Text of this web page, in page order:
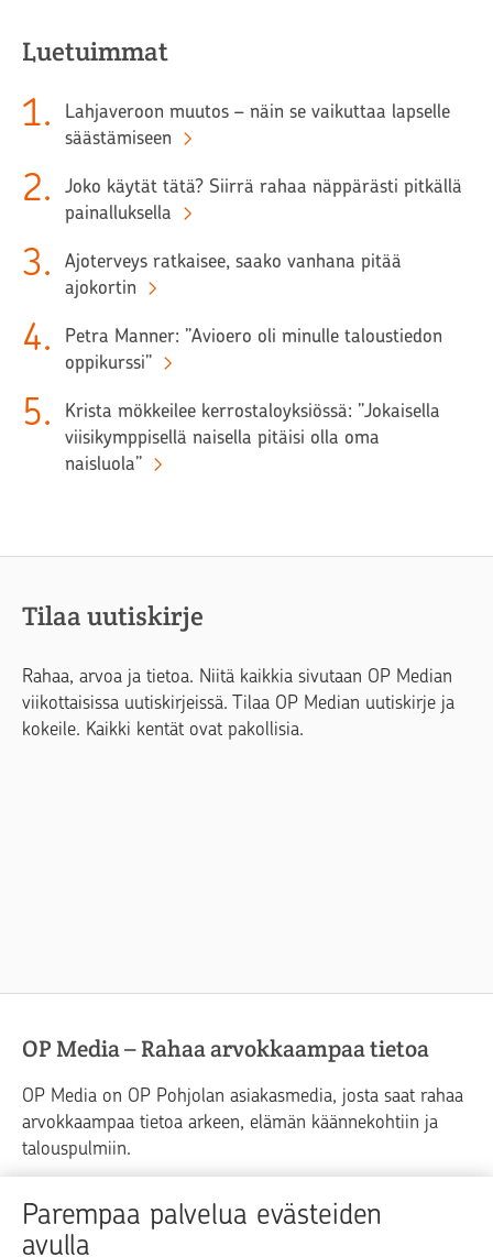
Parempaa palvelua evästeiden
avulla
Luetuimmat
1.
Lahjaveroon muutos – näin se vaikuttaa lapselle
säästämiseen
2.
Joko käytät tätä? Siirrä rahaa näppärästi pitkällä
painalluksella
3.
Ajoterveys ratkaisee, saako vanhana pitää
ajokortin
4.
Petra Manner: ”Avioero oli minulle taloustiedon
oppikurssi”
5.
Krista mökkeilee kerrostaloyksiössä: ”Jokaisella
viisikymppisellä naisella pitäisi olla oma
naisluola”
Tilaa uutiskirje
Rahaa, arvoa ja tietoa. Niitä kaikkia sivutaan OP Median
viikottaisissa uutiskirjeissä. Tilaa OP Median uutiskirje ja
kokeile. Kaikki kentät ovat pakollisia.
OP Media – Rahaa arvokkaampaa tietoa
OP Media on OP Pohjolan asiakasmedia, josta saat rahaa
arvokkaampaa tietoa arkeen, elämän käännekohtiin ja
talouspulmiin.
Raha Elämä
Yrityselämä
Blogit ja puheenvuorot